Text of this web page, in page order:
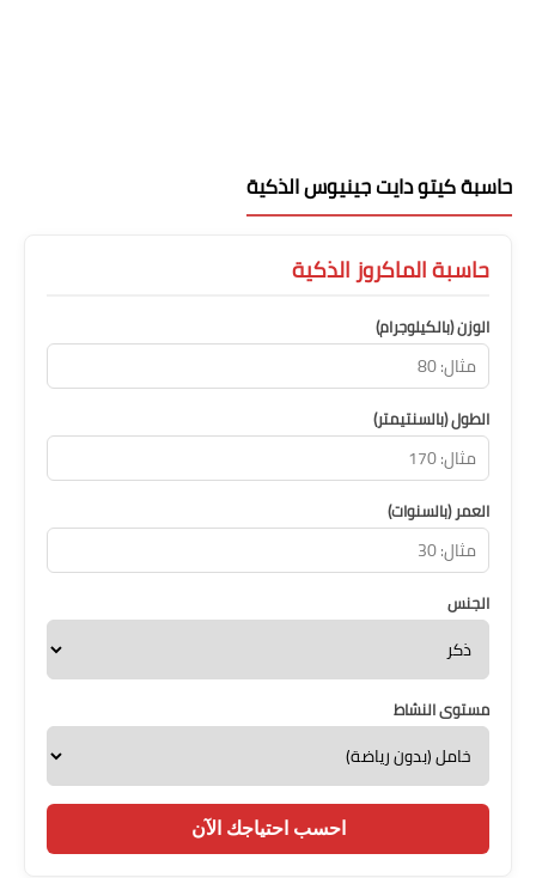
حاسبة كيتو دايت جينيوس الذكية
حاسبة الماكروز الذكية
الوزن (بالكيلوجرام)
الطول (بالسنتيمتر)
العمر (بالسنوات)
الجنس
مستوى النشاط
احسب احتياجك الآن